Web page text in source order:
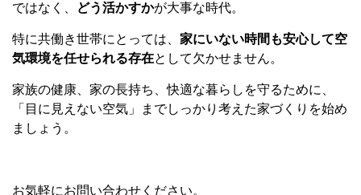
ではなく、
どう活かすかが大事な時代。
特に共働き世帯にとっては、 家にいない時間も安心して空
気環境を任せられる存在として欠かせません。
家族の健康、家の長持ち、快適な暮らしを守るために、
「目に見えない空気」までしっかり考えた家づくりを始め
ましょう。
お気軽にお問い合わせください。